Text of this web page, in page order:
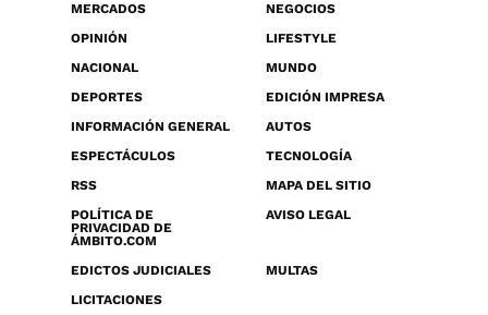
MERCADOS
NEGOCIOS
OPINIÓN
LIFESTYLE
NACIONAL
MUNDO
DEPORTES
EDICIÓN IMPRESA
INFORMACIÓN GENERAL
AUTOS
ESPECTÁCULOS
TECNOLOGÍA
RSS
MAPA DEL SITIO
POLÍTICA DE
PRIVACIDAD DE
ÁMBITO.COM
AVISO LEGAL
EDICTOS JUDICIALES
MULTAS
LICITACIONES